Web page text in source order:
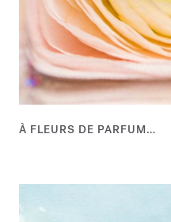
À FLEURS DE PARFUM…